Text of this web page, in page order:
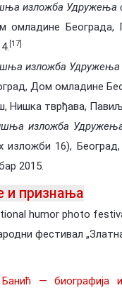
изложба Удружења
омладине Београда,
[17]
изложба Удружења
Дом омладине
Нишка тврђава,
изложба
изложби 16),
2015.
и признања
humor photo
фестивал
— биографија